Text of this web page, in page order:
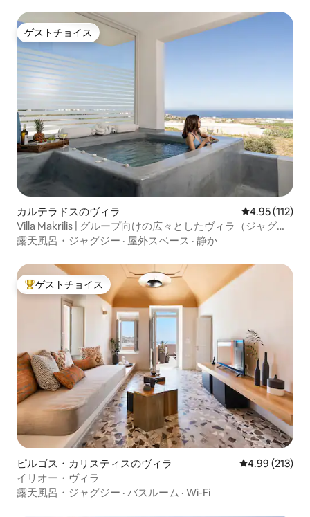
ゲストチョイス
ゲストチョイス
カルテラドスのヴィラ レビュー112
4.95 (112)
Villa Makrilis | グループ向けの広々としたヴィラ（ジャグジ
ー付き）
露天風呂・ジャグジー · 屋外スペース · 静か
大好評のゲストチョイスです。
ゲストチョイス
ピルゴス・カリスティスのヴィラ レビュー213
4.99 (213)
イリオー・ヴィラ
露天風呂・ジャグジー · バスルーム · Wi-Fi